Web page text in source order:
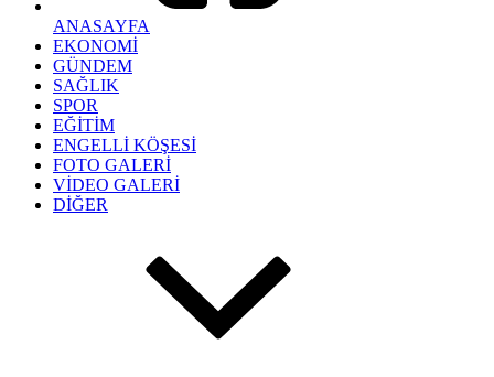
ANASAYFA
EKONOMİ
GÜNDEM
SAĞLIK
SPOR
EĞİTİM
ENGELLİ KÖŞESİ
FOTO GALERİ
VİDEO GALERİ
DİĞER